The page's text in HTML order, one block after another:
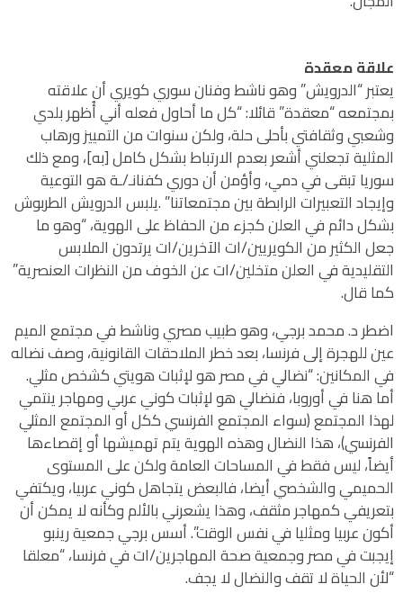
علاقة معقدة
يعتبر “الدرويش” وهو ناشط وفنان سوري كويري أن علاقته
بمجتمعه “معقدة” قائلا: “كل ما أحاول فعله أني أُظهر بلدي
وشعبي وثقافتي بأحلى حلة، ولكن سنوات من التمييز ورهاب
المثلية تجعلني أشعر بعدم الارتباط بشكل كامل [به]، ومع ذلك
سوريا تبقى في دمي، وأؤمن أن دوري كفنانـ/ـة هو التوعية
وإيجاد التعبيرات الرابطة بين مجتمعاتنا” .يلبس الدرويش الطربوش
بشكل دائم في العلن كجزء من الحفاظ على الهوية، “وهو ما
جعل الكثير من الكويريين/ات الآخرين/ات يرتدون الملابس
التقليدية في العلن متخلين/ات عن الخوف من النظرات العنصرية”
كما قال.
اضطر د. محمد برجي، وهو طبيب مصري وناشط في مجتمع الميم
عين للهجرة إلى فرنسا، بعد خطر الملاحقات القانونية، وصف نضاله
في المكانين: “نضالي في مصر هو لإثبات هويتي كشخص مثلي.
أما هنا في أوروبا، فنضالي هو لإثبات كوني عربي ومهاجر ينتمي
لهذا المجتمع (سواء المجتمع الفرنسي ككل أو المجتمع المثلي
الفرنسي)، هذا النضال وهذه الهوية يتم تهميشها أو إقصاءها
أيضاً، ليس فقط في المساحات العامة ولكن على المستوى
الحميمي والشخصي أيضا، فالبعض يتجاهل كوني عربيا، ويكتفي
بتعريفي كمهاجر مثقف، وهذا يشعرني بالألم وكأنه لا يمكن أن
أكون عربيا ومثليا في نفس الوقت”. أسس برجي جمعية رينبو
إيجبت في مصر وجمعية صحة المهاجرين/ات في فرنسا، “معلقا
“لأن الحياة لا تقف والنضال لا يجف.